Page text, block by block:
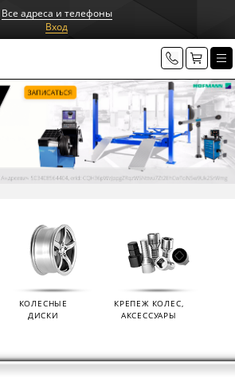
Все адреса и телефоны
Вход
КОЛЕСНЫЕ
ДИСКИ
КРЕПЕЖ КОЛЕС,
АКСЕССУАРЫ